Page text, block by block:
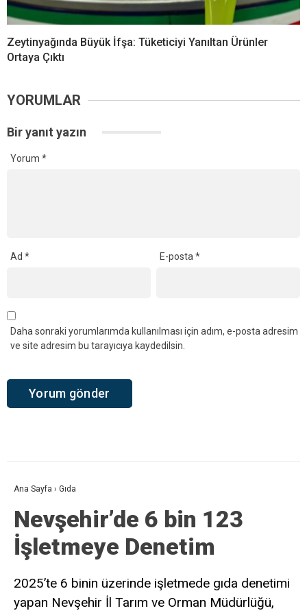
Zeytinyağında Büyük İfşa: Tüketiciyi Yanıltan Ürünler
Ortaya Çıktı
YORUMLAR
Bir yanıt yazın
Yorum *
Ad * E-posta*
Daha sonraki yorumlarımda kullanılması için adım, e-posta adresim
ve site adresim bu tarayıcıya kaydedilsin.
Ana Sayfa › Gıda
Nevşehir’de 6 bin 123
İşletmeye Denetim
2025’te 6 binin üzerinde işletmede gıda denetimi
yapan Nevşehir İl Tarım ve Orman Müdürlüğü,